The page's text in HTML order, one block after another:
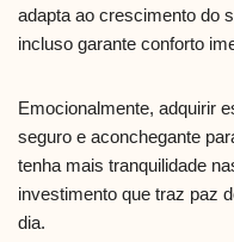
adapta ao crescimento do
incluso garante conforto
Emocionalmente, adquirir
seguro e aconchegante
tenha mais tranquilidade
investimento que traz paz
dia.